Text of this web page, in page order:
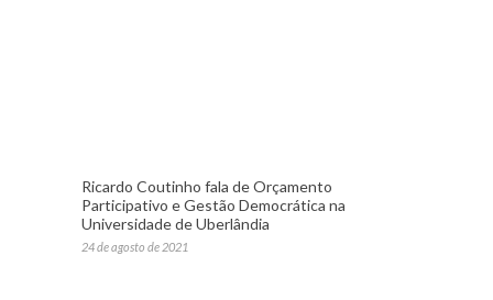
Ricardo Coutinho fala de Orçamento
Participativo e Gestão Democrática na
Universidade de Uberlândia
24 de agosto de 2021